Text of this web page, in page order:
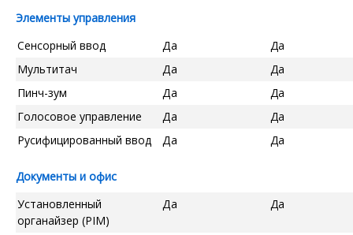
Элементы управления
Сенсорный ввод
Да
Да
Мультитач
Да
Да
Пинч-зум
Да
Да
Голосовое управление
Да
Да
Русифицированный ввод
Да Да
Документы и офис
Установленный
органайзер (PIM)
Да Да